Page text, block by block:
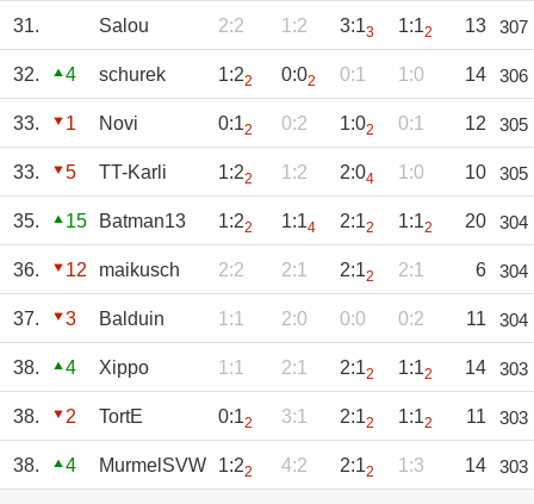
31. Salou 2:2 1:2 3:13 1:12 13 307
32. 4 schurek 1:22 0:02 0:1 1:0 14 306
33. 1 Novi 0:12 0:2 1:02 0:1 12 305
33. 5 TT-Karli 1:22 1:2 2:04 1:0 10 305
35. 15 Batman13 1:22 1:14 2:12 1:12 20 304
36. 12 maikusch 2:2 2:1 2:12 2:1 6 304
37. 3 Balduin 1:1 2:0 0:0 0:2 11 304
38. 4 Xippo 1:1 2:1 2:12 1:12 14 303
38. 2 TortE 0:12 3:1 2:12 1:12 11 303
38. 4 MurmelSVW 1:22 4:2 2:12 1:3 14 303